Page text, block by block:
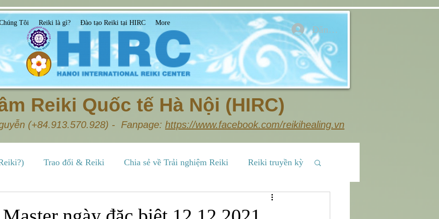
Tôi Reiki là gì? Đào tạo Reiki tại HIRC More
Đăng nhập
Reiki Quốc tế Hà Nội (HIRC)
(+84.913.570.928) - Fanpage: https://www.facebook.com/reikihealing.vn
Trao đổi & Reiki Chia sẻ về Trải nghiệm Reiki Reiki truyền kỳ
Chia sẻ cộng đồng